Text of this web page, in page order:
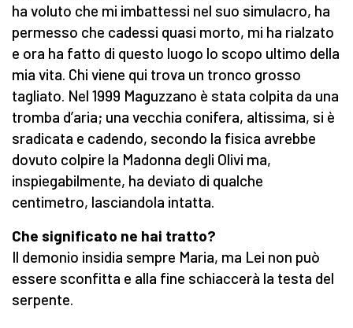
ha voluto che mi imbattessi nel suo simulacro, ha
permesso che cadessi quasi morto, mi ha rialzato
e ora ha fatto di questo luogo lo scopo ultimo della
mia vita. Chi viene qui trova un tronco grosso
tagliato. Nel 1999 Maguzzano è stata colpita da una
tromba d’aria; una vecchia conifera, altissima, si è
sradicata e cadendo, secondo la fisica avrebbe
dovuto colpire la Madonna degli Olivi ma,
inspiegabilmente, ha deviato di qualche
centimetro, lasciandola intatta.
Che significato ne hai tratto?
Il demonio insidia sempre Maria, ma Lei non può
essere sconfitta e alla fine schiaccerà la testa del
serpente.